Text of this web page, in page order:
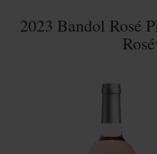
2023 Bandol Rosé